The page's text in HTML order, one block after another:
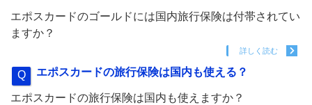
エポスカードのゴールドには国内旅行保険は付帯されてい
ますか？
詳しく読む
エポスカードの旅行保険は国内も使える？
エポスカードの旅行保険は国内も使えますか？